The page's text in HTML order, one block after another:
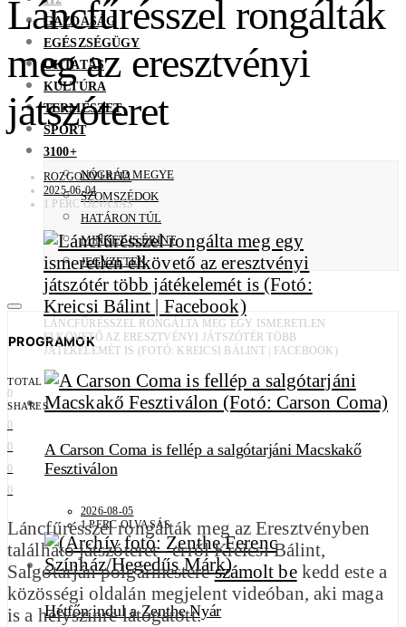
GAZDASÁG
EGÉSZSÉGÜGY
OKTATÁS
KULTÚRA
TERMÉSZET
SPORT
3100+
NÓGRÁD MEGYE
SZOMSZÉDOK
HATÁRON TÚL
MINKET IS ÉRINT
JEGYZETEK
PROGRAMOK
A Carson Coma is fellép a salgótarjáni Macskakő
Fesztiválon
2026-08-05
1 PERC OLVASÁS
Hétfőn indul a Zenthe Nyár
Láncfűrésszel rongálták
meg az eresztvényi
játszóteret
ROZGONYI RITA
2025-06-04
1 PERC OLVASÁS
LÁNCFŰRÉSSZEL RONGÁLTA MEG EGY ISMERETLEN
ELKÖVETŐ AZ ERESZTVÉNYI JÁTSZÓTÉR TÖBB
JÁTÉKELEMÉT IS (FOTÓ: KREICSI BÁLINT | FACEBOOK)
TOTAL
0
SHARES
0
0
0
0
Láncfűrésszel rongálták meg az Eresztvényben
található játszóteret– erről Kreicsi Bálint,
Salgótarján polgármestereszámolt bekedd este a
közösségi oldalán megjelent videóban, aki maga
is a helyszínre látogatott.